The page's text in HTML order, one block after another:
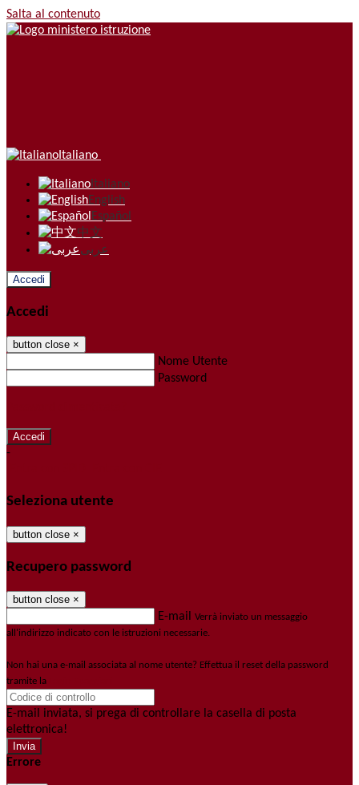
Salta al contenuto
Italiano
Italiano
English
Español
中文
عربى
Accedi
Accedi
button close ×
Nome Utente
Password
-
Seleziona utente
button close ×
Recupero password
button close ×
E-mail Verrà inviato un messaggio
all'indirizzo indicato con le istruzioni necessarie.
Non hai una e-mail associata al nome utente? Effettua il reset della password
tramite la
E-mail inviata, si prega di controllare la casella di posta
elettronica!
Errore